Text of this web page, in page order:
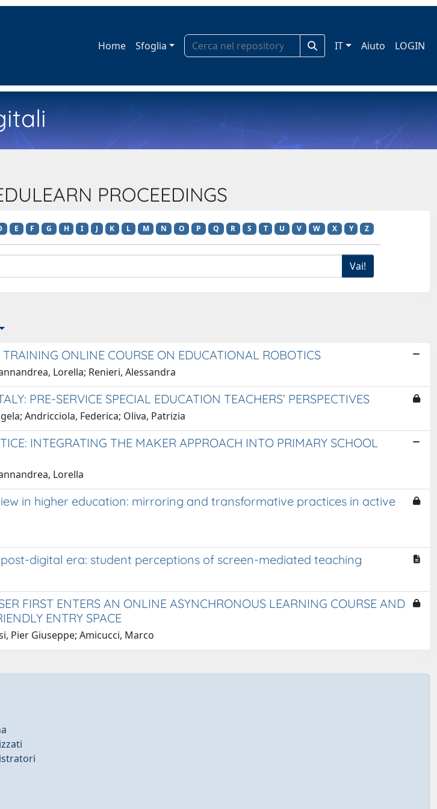
Home Sfoglia IT Aiuto LOGIN
PROCEEDINGS
E F G H I J K L M N O P Q R S T U V W X Y Z
ONLINE COURSE ON EDUCATIONAL ROBOTICS
Lorella; Renieri, Alessandra
PRE-SERVICE SPECIAL EDUCATION TEACHERS’ PERSPECTIVES
Andricciola, Federica; Oliva, Patrizia
INTEGRATING THE MAKER APPROACH INTO PRIMARY SCHOOL
Lorella
in higher education: mirroring and transformative practices in active
digital era: student perceptions of screen-mediated teaching
FIRST ENTERS AN ONLINE ASYNCHRONOUS LEARNING COURSE AND
ENTRY SPACE
Pier Giuseppe; Amicucci, Marco